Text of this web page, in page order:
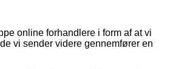
online forhandlere i form af at vi
vi sender videre gennemfører en